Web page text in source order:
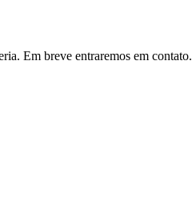
Em breve entraremos em contato.